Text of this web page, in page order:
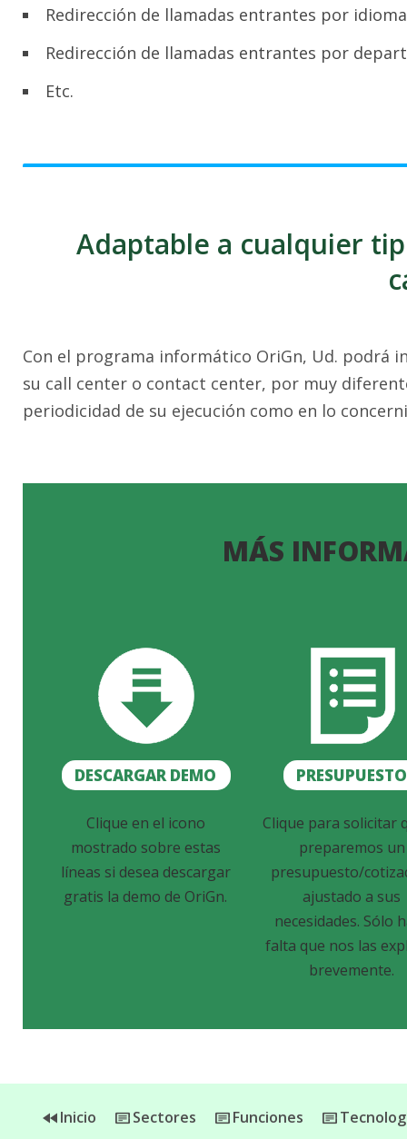
Redirección de llamadas entrantes por
Redirección de llamadas entrantes por
Etc.
Adaptable a cualquier
Con el programa informático OriGn, Ud. podrá
su call center o contact center, por muy
periodicidad de su ejecución como en lo
MÁS
DESCARGAR DEMO PRESUPUESTO
Clique en el icono
mostrado sobre estas
líneas si desea descargar
gratis la demo de OriGn.
Clique para solicitar
preparemos un
presupuesto/
ajustado a sus
necesidades. Sólo
falta que nos las
brevemente.
Inicio Sectores Funciones